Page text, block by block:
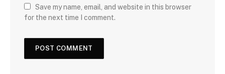
Save my name, email, and website in this browser
for the next time I comment.